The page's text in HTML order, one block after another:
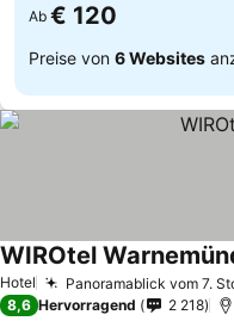
Ab € 120
Preise von 6 Websites
Hotel Panoramablick vom 7.
WIROtel
8,6 Hervorragend 2 218